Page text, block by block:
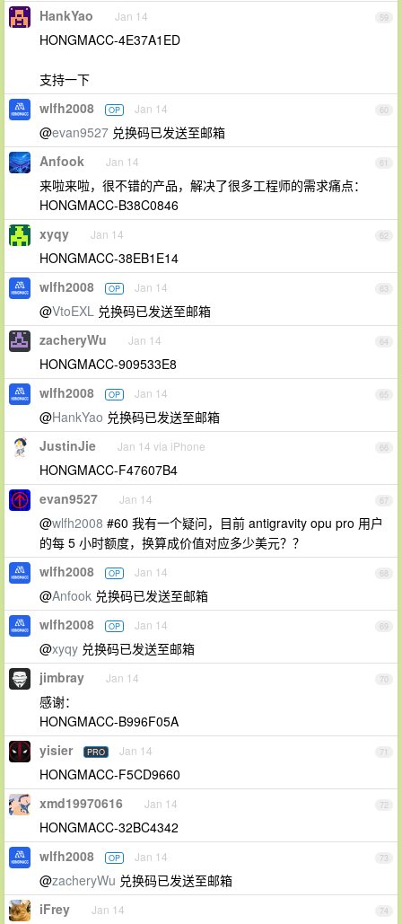
59
HankYao Jan 14
HONGMACC-4E37A1ED
支持一下
60
wlfh2008 OP Jan 14
@evan9527 兑换码已发送至邮箱
61
Anfook Jan 14
来啦来啦，很不错的产品，解决了很多工程师的需求痛点：
HONGMACC-B38C0846
62
xyqy Jan 14
HONGMACC-38EB1E14
63
wlfh2008 OP Jan 14
@VtoEXL 兑换码已发送至邮箱
64
zacheryWu Jan 14
HONGMACC-909533E8
65
wlfh2008 OP Jan 14
@HankYao 兑换码已发送至邮箱
66
JustinJie Jan 14 via iPhone
HONGMACC-F47607B4
67
evan9527 Jan 14
@wlfh2008 #60 我有一个疑问，目前 antigravity opu pro 用户
的每 5 小时额度，换算成价值对应多少美元？？
68
wlfh2008 OP Jan 14
@Anfook 兑换码已发送至邮箱
69
wlfh2008 OP Jan 14
@xyqy 兑换码已发送至邮箱
70
jimbray Jan 14
感谢：
HONGMACC-B996F05A
71
yisier PRO Jan 14
HONGMACC-F5CD9660
72
xmd19970616 Jan 14
HONGMACC-32BC4342
73
wlfh2008 OP Jan 14
@zacheryWu 兑换码已发送至邮箱
74
iFrey Jan 14